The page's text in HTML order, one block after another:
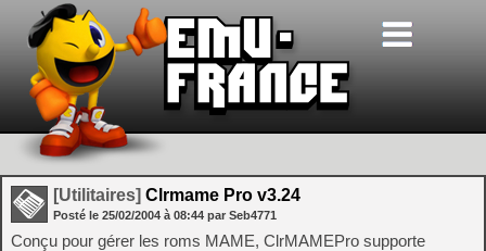
[Utilitaires] Clrmame Pro v3.24
Posté le 25/02/2004 à 08:44 par Seb4771
Conçu pour gérer les roms MAME, ClrMAMEPro supporte